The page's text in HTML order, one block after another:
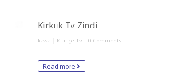
Kirkuk Tv Zindi
kawa | Kürtçe Tv | 0 Comments
Read more